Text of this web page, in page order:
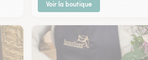
Voir la boutique